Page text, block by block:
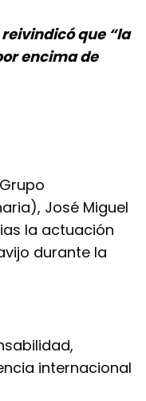
que “la
encima de
José Miguel
la actuación
durante la
internacional